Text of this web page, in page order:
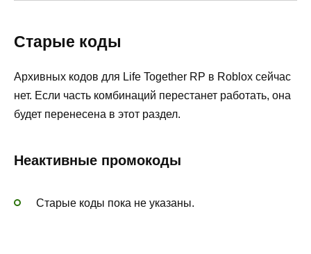
Старые коды
Архивных кодов для Life Together RP в Roblox сейчас
нет. Если часть комбинаций перестанет работать, она
будет перенесена в этот раздел.
Неактивные промокоды
Старые коды пока не указаны.